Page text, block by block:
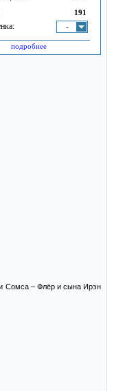
191
-
подробнее
Сомса – Флёр и сына Ирэн